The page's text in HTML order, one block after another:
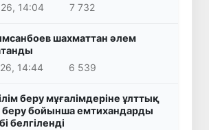
14:04
7 732
шахматтан әлем
14:44
6 539
беру мұғалімдеріне ұлттық
беру бойынша емтихандарды
белгіленді